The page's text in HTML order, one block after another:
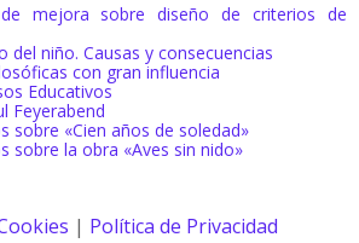
mejora sobre diseño de criterios de
del niño. Causas y consecuencias
con gran influencia
Educativos
Feyerabend
sobre «Cien años de soledad»
sobre la obra «Aves sin nido»
| Política de Privacidad